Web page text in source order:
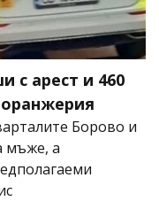
с арест и 460
Борово и
мъже, а